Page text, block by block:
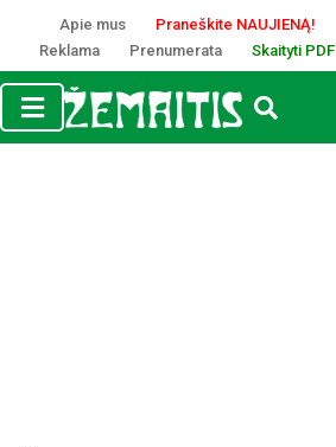
Apie mus
Praneškite NAUJIENĄ!
Reklama
Prenumerata Skaityti PDF